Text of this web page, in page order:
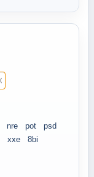
nre pot
psd
xxe 8bi